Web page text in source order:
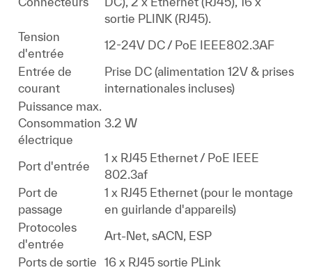
sortie PLINK (RJ45).
Tension
d'entrée
12-24V DC / PoE IEEE802.3AF
Entrée de
courant
Prise DC (alimentation 12V & prises
internationales incluses)
Puissance max.
Consommation
électrique
3.2 W
Port d'entrée
1 x RJ45 Ethernet / PoE IEEE
802.3af
Port de
passage
1 x RJ45 Ethernet (pour le montage
en guirlande d'appareils)
Protocoles
d'entrée
Art-Net, sACN, ESP
Ports de sortie
16 x RJ45 sortie PLink